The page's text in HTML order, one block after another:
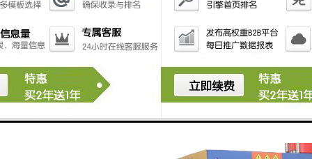
认，点击加速按钮车速自动增至工艺要求车速。